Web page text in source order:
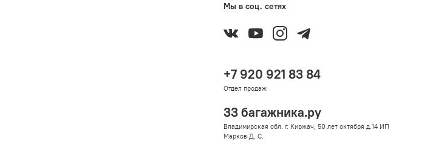
Мы в соц. сетях
+7 920 921 83 84
Отдел продаж
33 багажника.ру
Владимирская обл. г. Киржач, 50 лет октября д.14 ИП
Марков Д. С.